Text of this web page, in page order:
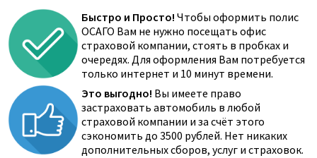
Быстро и Просто! Чтобы оформить полис
ОСАГО Вам не нужно посещать офис
страховой компании, стоять в пробках и
очередях. Для оформления Вам потребуется
только интернет и 10 минут времени.
Это выгодно! Вы имеете право
застраховать автомобиль в любой
страховой компании и за счёт этого
сэкономить до 3500 рублей. Нет никаких
дополнительных сборов, услуг и страховок.